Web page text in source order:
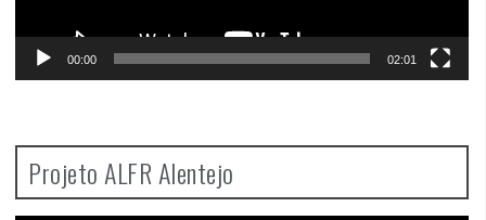
00:00 02:01
Projeto ALFR Alentejo